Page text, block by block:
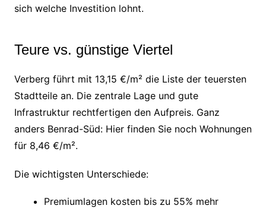
sich welche Investition lohnt.
Teure vs. günstige Viertel
Verberg führt mit 13,15 €/m² die Liste der teuersten
Stadtteile an. Die zentrale Lage und gute
Infrastruktur rechtfertigen den Aufpreis. Ganz
anders Benrad-Süd: Hier finden Sie noch Wohnungen
für 8,46 €/m².
Die wichtigsten Unterschiede:
Premiumlagen kosten bis zu 55% mehr